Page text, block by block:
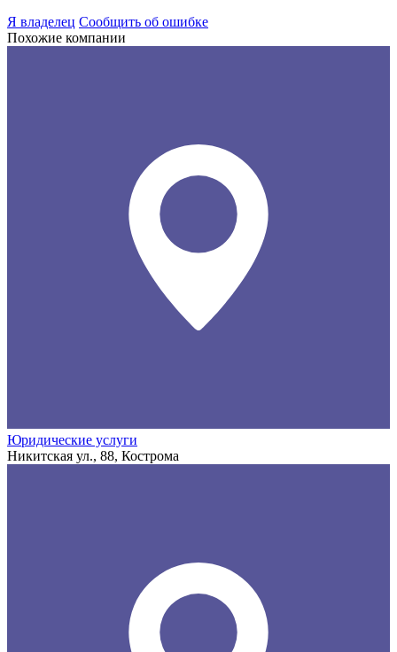
Я владелец Сообщить об ошибке
Похожие компании
Юридические услуги
Никитская ул., 88, Кострома